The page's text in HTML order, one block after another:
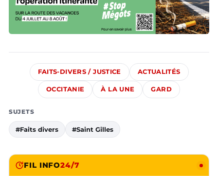
FAITS-DIVERS / JUSTICE ACTUALITÉS
OCCITANIE À LA UNE GARD
SUJETS
#Faits divers #Saint Gilles
FIL INFO24/7